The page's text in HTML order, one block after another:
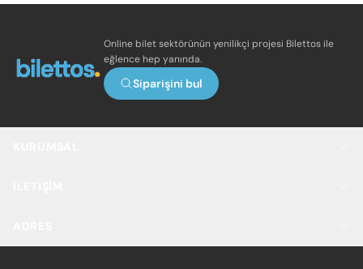
Online bilet sektörünün yenilikçi projesi Bilettos ile
eğlence hep yanında.
Siparişini bul